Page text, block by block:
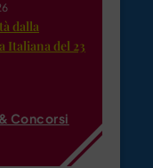
dalla
Italiana del 23
Concorsi